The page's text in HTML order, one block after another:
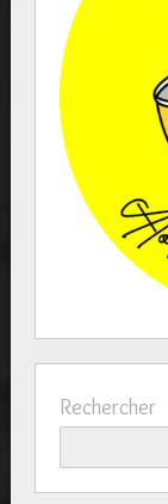
Rechercher